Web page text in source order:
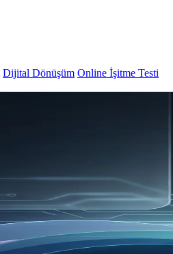
Dijital Dönüşüm Online İşitme Testi